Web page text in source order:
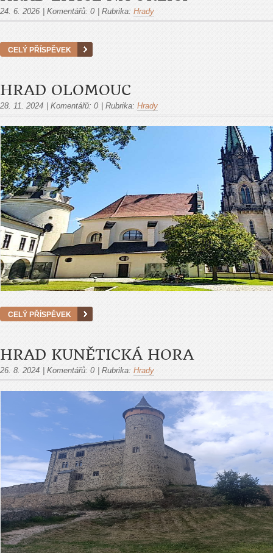
24. 6. 2026 Komentářů: 0 Rubrika: Hrady
CELÝ PŘÍSPĚVEK
HRAD OLOMOUC
28. 11. 2024 Komentářů: 0 Rubrika: Hrady
CELÝ PŘÍSPĚVEK
HRAD KUNĚTICKÁ HORA
26. 8. 2024 Komentářů: 0 Rubrika: Hrady